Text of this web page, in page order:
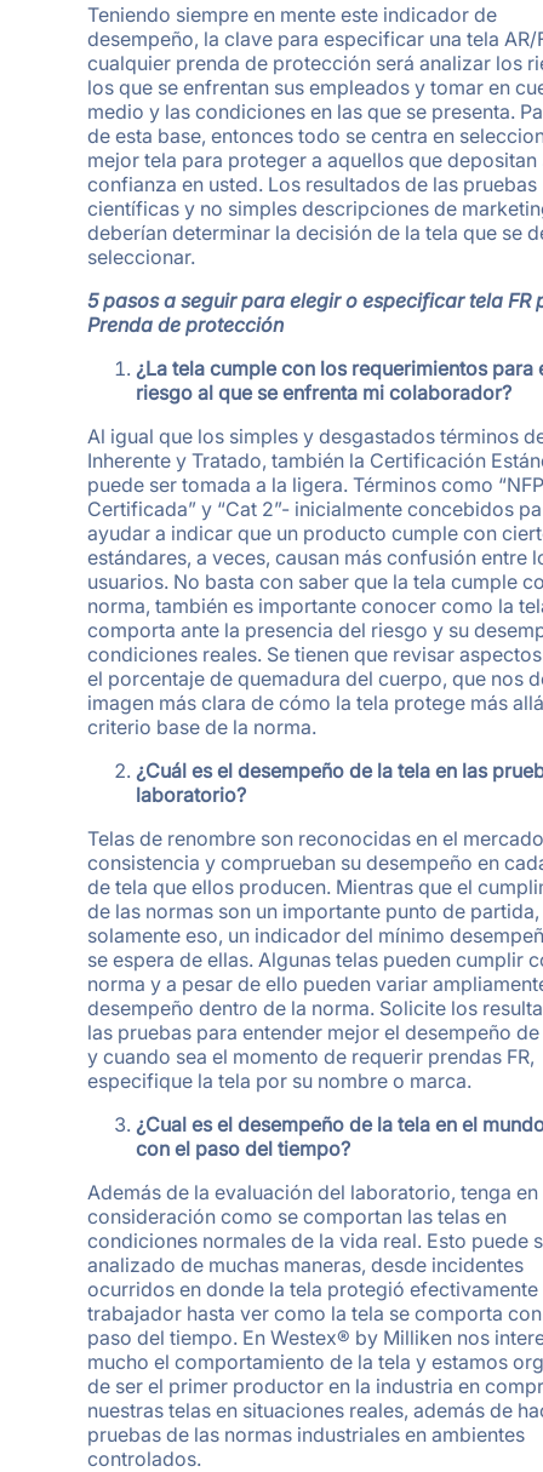
Teniendo siempre en mente este indicador de
desempeño, la clave para especificar una tela AR/
cualquier prenda de protección será analizar los
los que se enfrentan sus empleados y tomar en
medio y las condiciones en las que se presenta.
de esta base, entonces todo se centra en
mejor tela para proteger a aquellos que depositan
confianza en usted. Los resultados de las pruebas
científicas y no simples descripciones de
deberían determinar la decisión de la tela que se
seleccionar.
5 pasos a seguir para elegir o especificar tela FR
Prenda de protección
¿La tela cumple con los requerimientos para
riesgo al que se enfrenta mi colaborador?
Al igual que los simples y desgastados términos
Inherente y Tratado, también la Certificación
puede ser tomada a la ligera. Términos como
Certificada” y “Cat 2”- inicialmente concebidos
ayudar a indicar que un producto cumple con
estándares, a veces, causan más confusión entre
usuarios. No basta con saber que la tela cumple
norma, también es importante conocer como la
comporta ante la presencia del riesgo y su
condiciones reales. Se tienen que revisar
el porcentaje de quemadura del cuerpo, que nos
imagen más clara de cómo la tela protege más
criterio base de la norma.
¿Cuál es el desempeño de la tela en las
laboratorio?
Telas de renombre son reconocidas en el
consistencia y comprueban su desempeño en
de tela que ellos producen. Mientras que el
de las normas son un importante punto de partida,
solamente eso, un indicador del mínimo
se espera de ellas. Algunas telas pueden cumplir
norma y a pesar de ello pueden variar
desempeño dentro de la norma. Solicite los
las pruebas para entender mejor el desempeño
y cuando sea el momento de requerir prendas FR,
especifique la tela por su nombre o marca.
¿Cual es el desempeño de la tela en el
con el paso del tiempo?
Además de la evaluación del laboratorio, tenga en
consideración como se comportan las telas en
condiciones normales de la vida real. Esto puede
analizado de muchas maneras, desde incidentes
ocurridos en donde la tela protegió efectivamente
trabajador hasta ver como la tela se comporta
paso del tiempo. En Westex® by Milliken nos
mucho el comportamiento de la tela y estamos
de ser el primer productor en la industria en
nuestras telas en situaciones reales, además de
pruebas de las normas industriales en ambientes
controlados.